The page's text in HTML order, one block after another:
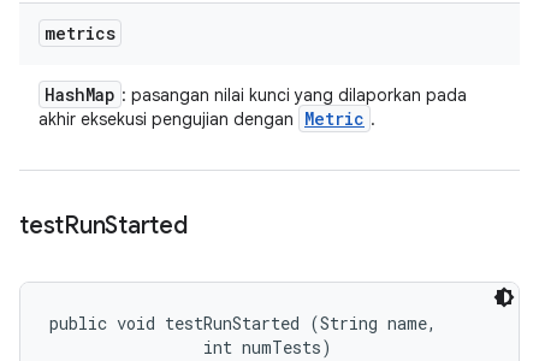
metrics
HashMap : pasangan nilai kunci yang dilaporkan pada
akhir eksekusi pengujian dengan
Metric .
testRunStarted
public void testRunStarted (String name,
                int numTests)